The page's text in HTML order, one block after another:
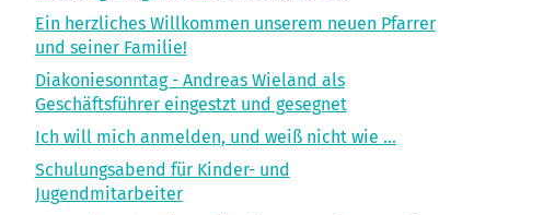
Ein herzliches Willkommen unserem neuen Pfarrer
und seiner Familie!
Diakoniesonntag - Andreas Wieland als
Geschäftsführer eingestzt und gesegnet
Ich will mich anmelden, und weiß nicht wie ...
Schulungsabend für Kinder- und
Jugendmitarbeiter